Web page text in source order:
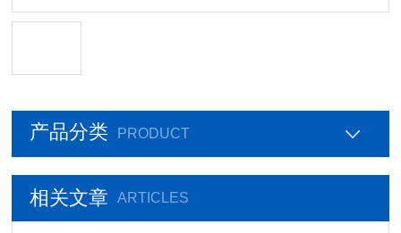
产品分类 PRODUCT
相关文章 ARTICLES